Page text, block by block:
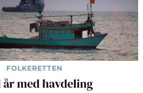
FOLKERETTEN
med havdeling